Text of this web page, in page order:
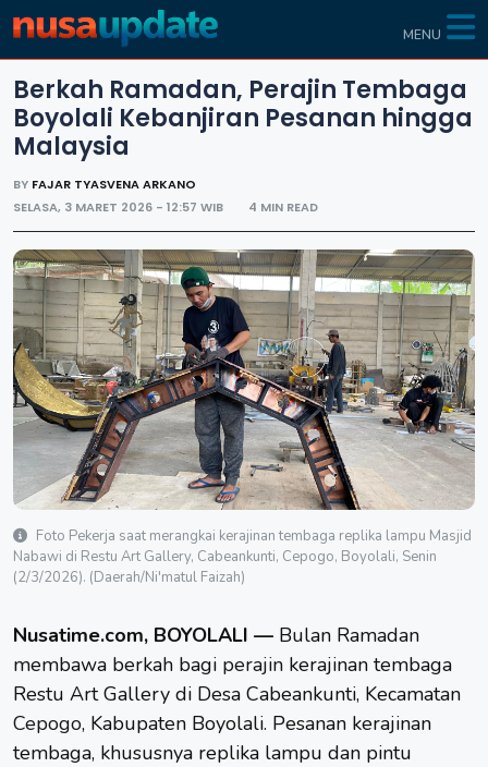
MENU
Berkah Ramadan, Perajin Tembaga
Boyolali Kebanjiran Pesanan hingga
Malaysia
BY FAJAR TYASVENA ARKANO
SELASA, 3 MARET 2026 - 12:57 WIB
4 MIN READ
Foto Pekerja saat merangkai kerajinan tembaga replika lampu Masjid
Nabawi di Restu Art Gallery, Cabeankunti, Cepogo, Boyolali, Senin
(2/3/2026). (Daerah/Ni'matul Faizah)
Nusatime.com, BOYOLALI — Bulan Ramadan
membawa berkah bagi perajin kerajinan tembaga
Restu Art Gallery di Desa Cabeankunti, Kecamatan
Cepogo, Kabupaten Boyolali. Pesanan kerajinan
tembaga, khususnya replika lampu dan pintu